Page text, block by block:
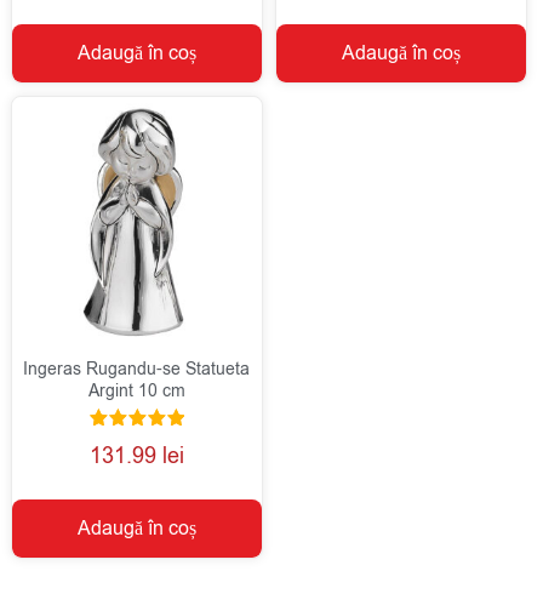
Adaugă în coș Adaugă în coș
Ingeras Rugandu-se Statueta
Argint 10 cm
Evaluat la
5.00
131.99 lei
Adaugă în coș